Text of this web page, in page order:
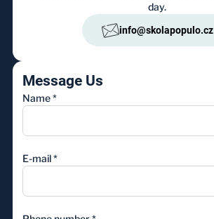
day.
info@skolapopulo.cz
Message Us
Name *
E-mail *